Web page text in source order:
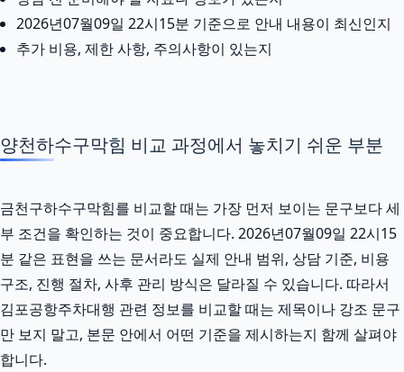
2026년07월09일 22시15분 기준으로 안내 내용이 최신인지
추가 비용, 제한 사항, 주의사항이 있는지
양천하수구막힘 비교 과정에서 놓치기 쉬운 부분
금천구하수구막힘를 비교할 때는 가장 먼저 보이는 문구보다 세
부 조건을 확인하는 것이 중요합니다. 2026년07월09일 22시15
분 같은 표현을 쓰는 문서라도 실제 안내 범위, 상담 기준, 비용
구조, 진행 절차, 사후 관리 방식은 달라질 수 있습니다. 따라서
김포공항주차대행 관련 정보를 비교할 때는 제목이나 강조 문구
만 보지 말고, 본문 안에서 어떤 기준을 제시하는지 함께 살펴야
합니다.